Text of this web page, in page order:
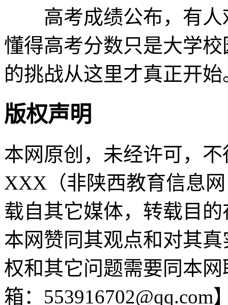
高考成绩公布，有人
懂得高考分数只是大学
的挑战从这里才真正开始
版权声明
本网原创，未经许可，
XXX（非陕西教育信息网
载自其它媒体，转载目
本网赞同其观点和对其
权和其它问题需要同本
箱：553916702@qq.com